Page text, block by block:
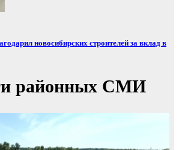
новосибирских строителей за вклад в